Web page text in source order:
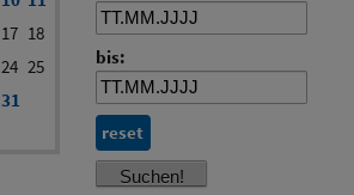
17 18
24 25
31
bis:
reset